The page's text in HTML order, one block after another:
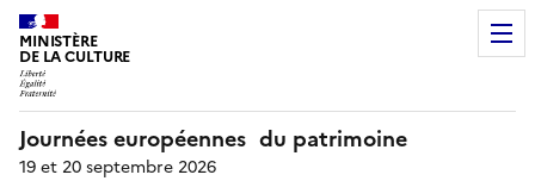
MINISTÈRE
DE LA CULTURE
Journées européennes du patrimoine
19 et 20 septembre 2026